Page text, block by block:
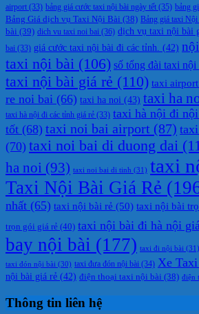
airport (33) bảng giá cước taxi nội bài ngày tết (35) bảng
Bảng Giá dịch vụ Taxi Nội Bài (38) Bảng giá taxi
bài (39) dich vu taxi noi bai (36) dịch vụ taxi nội bài
bai (33) giá cước taxi nội bài đi các tỉnh. (42)
taxi nội bài (106) số tổng đài taxi nội
taxi nội bài giá rẻ (110) taxi
re noi bai (66) taxi ha noi (43) taxi ha
taxi hà nội đi các tỉnh giá rẻ (33) taxi hà nội đi
tốt (68) taxi noi bai airport (87)
(70) taxi noi bai di duong dai
ha noi (93) taxi noi bai di tinh (31) taxi
Taxi Nội Bài Giá Rẻ
nhất (65) taxi nội bài rẻ (50) taxi nội bài
trọn gói giá rẻ (40) taxi nội bài đi hà nội
bay nội bài (177) taxi đi nội bài (31)
taxi đón nội bài (30) taxi đưa đón nội bài (34) Xe
nội bài giá rẻ (42) điện thoại taxi nội bài (38) điện
Thông tin liên hệ